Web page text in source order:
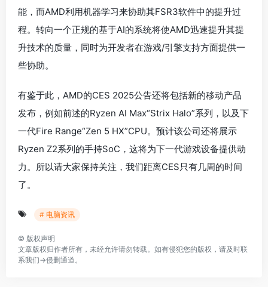
能，而AMD利用机器学习来协助其FSR3软件中的提升过
程。转向一个正规的基于AI的系统将使AMD迅速提升其提
升技术的质量，同时为开发者在游戏/引擎支持方面提供一
些协助。
有鉴于此，AMD的CES 2025公告还将包括新的移动产品
发布，例如前述的Ryzen AI Max“Strix Halo”系列，以及下
一代Fire Range“Zen 5 HX”CPU。预计该公司还将展示
Ryzen Z2系列的手持SoC，这将为下一代游戏设备提供动
力。所以请大家保持关注，我们距离CES只有几周的时间
了。
# 电脑资讯
© 版权声明
文章版权归作者所有，未经允许请勿转载。如有侵犯您的版权，请及时联
系我们→侵删通道 。